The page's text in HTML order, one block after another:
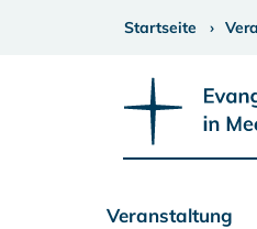
Startseite
Veranstaltung